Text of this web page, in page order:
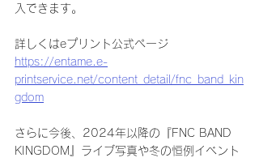
入できます。
詳しくはeプリント公式ページ
https://entame.e-
printservice.net/content_detail/fnc_band_kin
gdom
さらに今後、2024年以降の『FNC BAND
KINGDOM』ライブ写真や冬の恒例イベント